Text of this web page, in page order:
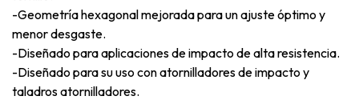
-Geometría hexagonal mejorada para un ajuste óptimo y
menor desgaste.
-Diseñado para aplicaciones de impacto de alta resistencia.
-Diseñado para su uso con atornilladores de impacto y
taladros atornilladores.